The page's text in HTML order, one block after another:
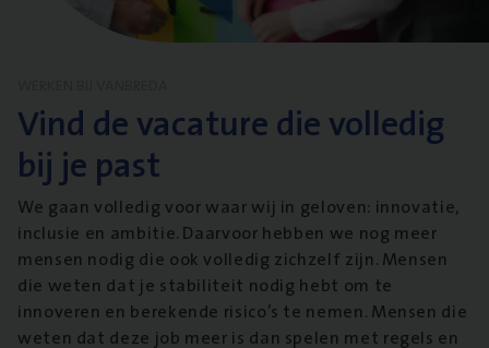
Vind de vacature die volledig
bij je past
We gaan volledig voor waar wij in geloven: innovatie,
inclusie en ambitie. Daarvoor hebben we nog meer
mensen nodig die ook volledig zichzelf zijn. Mensen
die weten dat je stabiliteit nodig hebt om te
innoveren en berekende risico’s te nemen. Mensen die
weten dat deze job meer is dan spelen met regels en